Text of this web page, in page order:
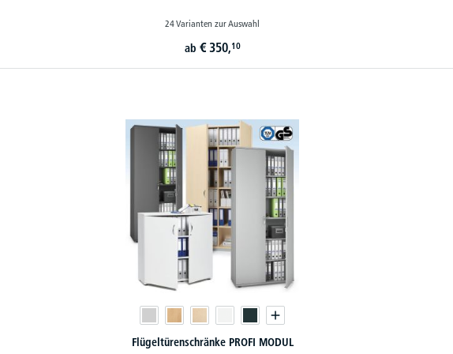
24 Varianten zur Auswahl
ab € 350,10
Flügeltürenschränke PROFI MODUL